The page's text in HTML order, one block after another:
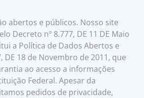
abertos e públicos. Nosso site
Decreto nº 8.777, DE 11 DE Maio
a Política de Dados Abertos e
DE 18 de Novembro de 2011, que
ao acesso a informações
Federal. Apesar da
pedidos de privacidade,